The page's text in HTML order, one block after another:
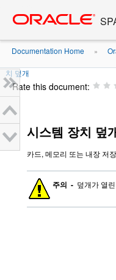
content
Documentation Home »
치 덮개
Rate this document:
시스템 장치 덮
카드, 메모리 또는 내장 저
주의 - 덮개가 열